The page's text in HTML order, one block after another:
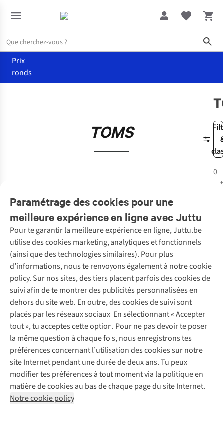
Prix
ronds
TOMS
0
Paramétrage des cookies pour une
meilleure expérience en ligne avec Juttu
Pour te garantir la meilleure expérience en ligne, Juttu.be
utilise des cookies marketing, analytiques et fonctionnels
(ainsi que des technologies similaires). Pour plus
d’informations, nous te renvoyons également à notre cookie
policy. Sur nos sites, des tiers placent parfois des cookies de
suivi afin de te montrer des publicités personnalisées en
dehors du site web. En outre, des cookies de suivi sont
placés par les réseaux sociaux. En sélectionnant « Accepter
tout », tu acceptes cette option. Pour ne pas devoir te poser
la même question à chaque fois, nous enregistrons tes
préférences concernant l’utilisation des cookies sur notre
site Internet pendant une durée de deux ans. Tu peux
modifier tes préférences à tout moment via la politique en
matière de cookies au bas de chaque page du site Internet.
Notre cookie policy
Service client
Questions fréquentes
Commander
Payer
10 % réduction étudiants
Klarna : post-paiement
Livraison
Retourner
Rétractation d'une commande
Garantie
Contact
Nos services
Vintage - ReJUsed
Atelier de couture
Personal shopping
Boîte à vêtements
Événements / ateliers
Juttu
Qui sommes-nous ?
Juttu Friends
Inspiration
Travailler chez Juttu
Nos magasins
Le monde de Juttu
Entrepreneuriat responsable
Déclaration d’accessibilité
Abonne-toi à la newsletter
Suivez-nous